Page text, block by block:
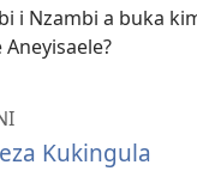
i Nzambi a buka
Kukingula